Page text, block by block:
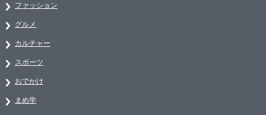
ファッション
グルメ
カルチャー
スポーツ
おでかけ
まめ学